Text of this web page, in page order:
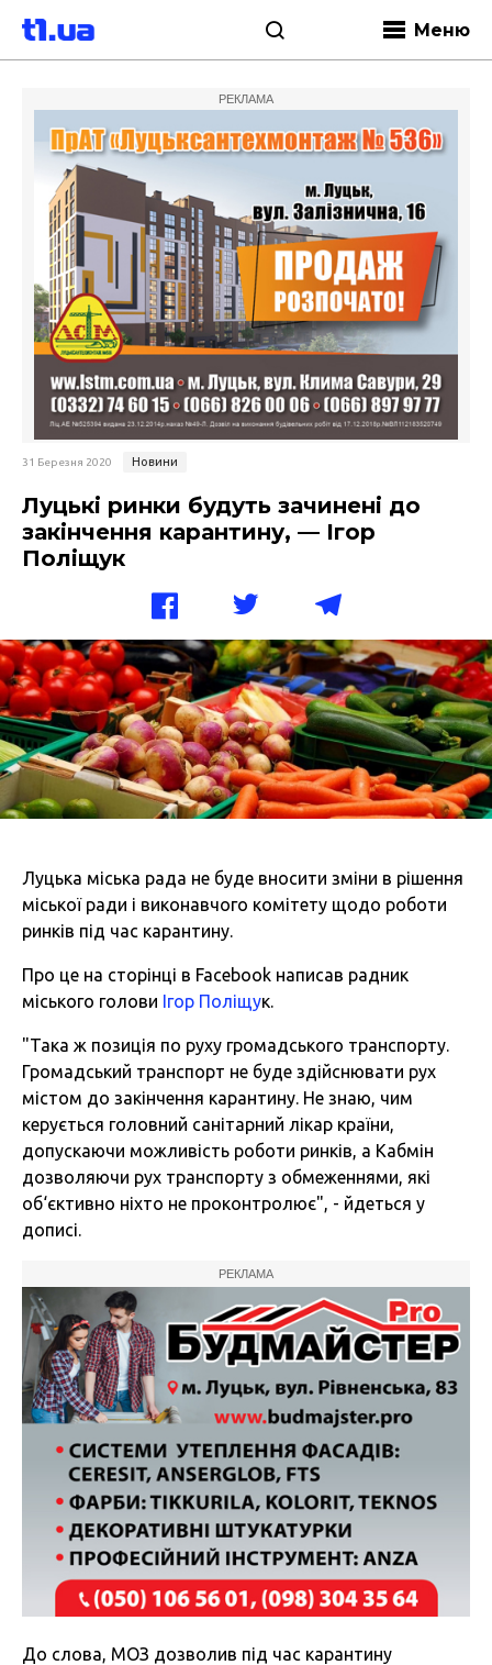
Меню
РЕКЛАМА
31 Березня 2020 Новини
Луцькі ринки будуть зачинені до
закінчення карантину, — Ігор
Поліщук
Луцька міська рада не буде вносити зміни в рішення
міської ради і виконавчого комітету щодо роботи
ринків під час карантину.
Про це на сторінці в Facebook написав радник
міського голови Ігор Поліщук.
"Така ж позиція по руху громадського транспорту.
Громадський транспорт не буде здійснювати рух
містом до закінчення карантину. Не знаю, чим
керується головний санітарний лікар країни,
допускаючи можливість роботи ринків, а Кабмін
дозволяючи рух транспорту з обмеженнями, які
об‘єктивно ніхто не проконтролює", - йдеться у
дописі.
РЕКЛАМА
До слова, МОЗ дозволив під час карантину